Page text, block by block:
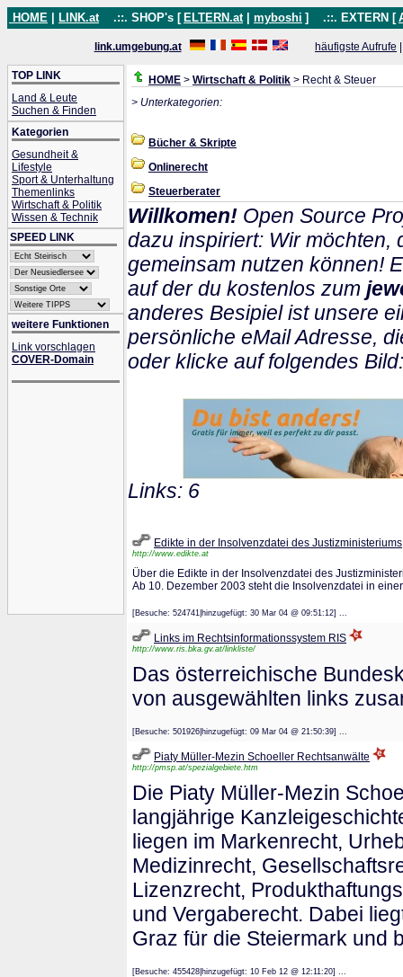
HOME LINK.at .::. SHOP's [ ELTERN.at myboshi ] .::. EXTERN [
link.umgebung.at häufigste Aufrufe
TOP LINK
Land & Leute
Suchen & Finden
Kategorien
Gesundheit &
Lifestyle
Sport & Unterhaltung
Themenlinks
Wirtschaft & Politik
Wissen & Technik
SPEED LINK
weitere Funktionen
Link vorschlagen
COVER-Domain
HOME > Wirtschaft & Politik > Recht & Steuer
> Unterkategorien:
Bücher & Skripte
Onlinerecht
Steuerberater
Willkomen! Open Source
dazu inspiriert: Wir möchten,
gemeinsam nutzen können!
auf der du kostenlos zum
anderes Besipiel ist unsere
persönliche eMail Adresse,
oder klicke auf folgendes Bild:
Links: 6
Edikte in der Insolvenzdatei des Justizministeriums
http://www.edikte.at
Über die Edikte in der Insolvenzdatei des
Ab 10. Dezember 2003 steht die Insolvenzdatei in
[Besuche: 524741|hinzugefügt: 30 Mar 04 @ 09:51:12] ...
Links im Rechtsinformationssystem RIS
http://www.ris.bka.gv.at/linkliste/
Das österreichische
von ausgewählten links
[Besuche: 501926|hinzugefügt: 09 Mar 04 @ 21:50:39] ...
Piaty Müller-Mezin Schoeller Rechtsanwälte
http://pmsp.at/spezialgebiete.htm
Die Piaty Müller-Mezin
langjährige
liegen im Markenrecht,
Medizinrecht,
Lizenzrecht,
und Vergaberecht. Dabei
Graz für die Steiermark und
[Besuche: 455428|hinzugefügt: 10 Feb 12 @ 12:11:20] ...